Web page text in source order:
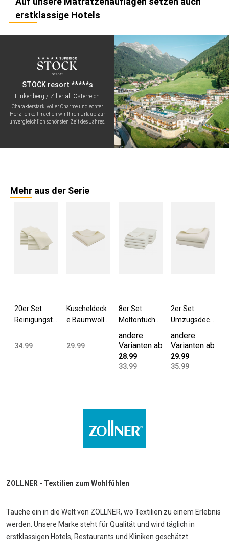
erstklassige Hotels
STOCK resort *****s
Finkenberg / Zillertal, Österreich
Charakterstark, voller Charme und echter
Herzlichkeit machen wir Ihren Urlaub zur
unvergleichlich schönsten Zeit des Jahres.
Mehr aus der Serie
20er Set
Reinigungstü
cm
34.99
Kuscheldeck
e Baumwolle
rohweiß
29.99
8er Set
Moltontücher
80x80 cm
Baumwolle
rohweiß
andere
Varianten ab
28.99
33.99
2er Set
Umzugsdeck
e Baumwolle
140x200 cm
weiß
andere
Varianten ab
29.99
35.99
ZOLLNER - Textilien zum Wohlfühlen
Tauche ein in die Welt von ZOLLNER, wo Textilien zu einem Erlebnis
werden. Unsere Marke steht für Qualität und wird täglich in
erstklassigen Hotels, Restaurants und Kliniken geschätzt.